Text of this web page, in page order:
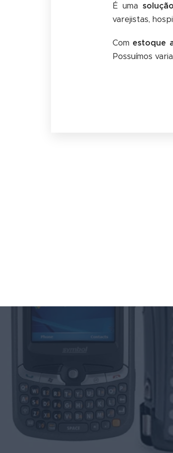
É uma
varejistas,
Com estoque
Possuímos